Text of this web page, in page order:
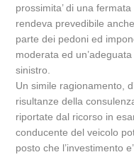
prossimita’ di una
rendeva prevedibile
parte dei pedoni ed
moderata ed
sinistro.
Un simile ragionamento,
risultanze della
riportate dal ricorso in
conducente del veicolo
posto che l’investimento